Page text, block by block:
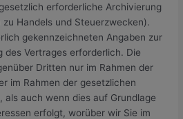
erforderliche Archivierung
Handels und Steuerzwecken).
gekennzeichneten Angaben zur
des Vertrages erforderlich. Die
Dritten nur im Rahmen der
im Rahmen der gesetzlichen
als auch wenn dies auf Grundlage
erfolgt, worüber wir Sie im